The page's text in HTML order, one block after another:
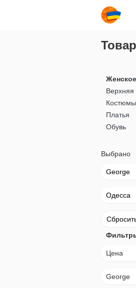
Женское
Верхняя
Костюмы
Платья
Обувь
Выбрано
George
Одесса
Цена
George